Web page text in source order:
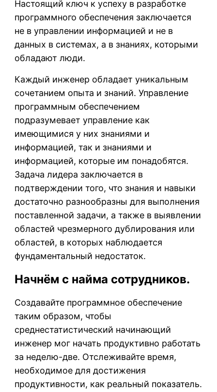
Настоящий ключ к успеху в разработке
программного обеспечения заключается
не в управлении информацией и не в
данных в системах, а в знаниях, которыми
обладают люди.
Каждый инженер обладает уникальным
сочетанием опыта и знаний. Управление
программным обеспечением
подразумевает управление как
имеющимися у них знаниями и
информацией, так и знаниями и
информацией, которые им понадобятся.
Задача лидера заключается в
подтверждении того, что знания и навыки
достаточно разнообразны для выполнения
поставленной задачи, а также в выявлении
областей чрезмерного дублирования или
областей, в которых наблюдается
фундаментальный недостаток.
Начнём с найма сотрудников.
Создавайте программное обеспечение
таким образом, чтобы
среднестатистический начинающий
инженер мог начать продуктивно работать
за неделю-две. Отслеживайте время,
необходимое для достижения
продуктивности, как реальный показатель.